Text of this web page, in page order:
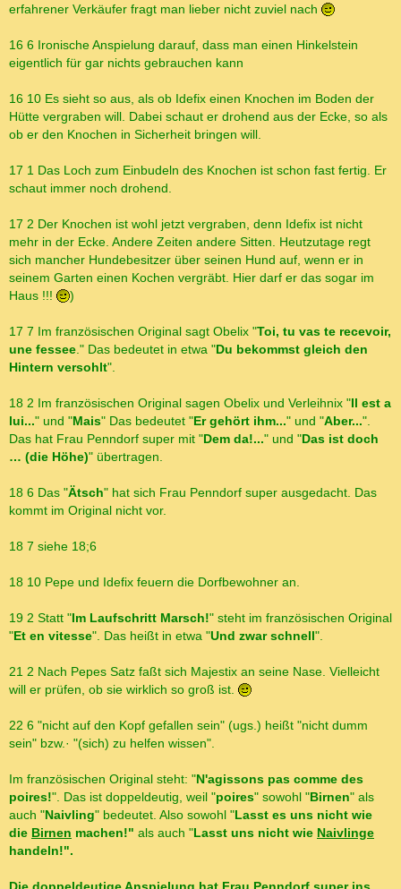
erfahrener Verkäufer fragt man lieber nicht zuviel nach
16 6 Ironische Anspielung darauf, dass man einen Hinkelstein
eigentlich für gar nichts gebrauchen kann
16 10 Es sieht so aus, als ob Idefix einen Knochen im Boden der
Hütte vergraben will. Dabei schaut er drohend aus der Ecke, so als
ob er den Knochen in Sicherheit bringen will.
17 1 Das Loch zum Einbudeln des Knochen ist schon fast fertig. Er
schaut immer noch drohend.
17 2 Der Knochen ist wohl jetzt vergraben, denn Idefix ist nicht
mehr in der Ecke. Andere Zeiten andere Sitten. Heutzutage regt
sich mancher Hundebesitzer über seinen Hund auf, wenn er in
seinem Garten einen Kochen vergräbt. Hier darf er das sogar im
Haus !!!
)
17 7 Im französischen Original sagt Obelix "Toi, tu vas te recevoir,
une fessee ." Das bedeutet in etwa "Du bekommst gleich den
Hintern versohlt".
18 2 Im französischen Original sagen Obelix und Verleihnix "Il est a
lui..." und "Mais" Das bedeutet "Er gehört ihm..." und "Aber...".
Das hat Frau Penndorf super mit "Dem da!..." und "Das ist doch
… (die Höhe)" übertragen.
18 6 Das "Ätsch" hat sich Frau Penndorf super ausgedacht. Das
kommt im Original nicht vor.
18 7 siehe 18;6
18 10 Pepe und Idefix feuern die Dorfbewohner an.
19 2 Statt "Im Laufschritt Marsch!" steht im französischen Original
"Et en vitesse". Das heißt in etwa "Und zwar schnell".
21 2 Nach Pepes Satz faßt sich Majestix an seine Nase. Vielleicht
will er prüfen, ob sie wirklich so groß ist.
22 6 "nicht auf den Kopf gefallen sein" (ugs.) heißt "nicht dumm
sein" bzw.· "(sich) zu helfen wissen".
Im französischen Original steht: "N'agissons pas comme des
poires!". Das ist doppeldeutig, weil "poires" sowohl "Birnen" als
auch "Naivling" bedeutet. Also sowohl "Lasst es uns nicht wie
die Birnen machen!" als auch "Lasst uns nicht wie Naivlinge
handeln!".
Die doppeldeutige Anspielung hat Frau Penndorf super ins